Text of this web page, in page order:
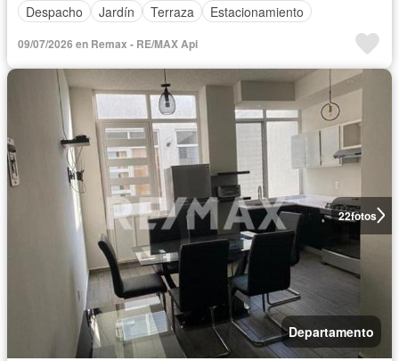
Despacho
Jardín Terraza Estacionamiento
09/07/2026 en Remax - RE/MAX Api
22fotos
Departamento